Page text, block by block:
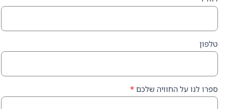
החוויה שלכם*